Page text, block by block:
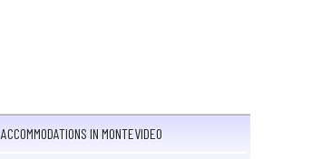
ACCOMMODATIONS IN MONTEVIDEO